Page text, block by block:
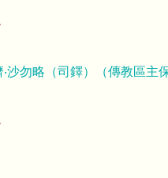
‧沙勿略（司鐸）（傳教區主